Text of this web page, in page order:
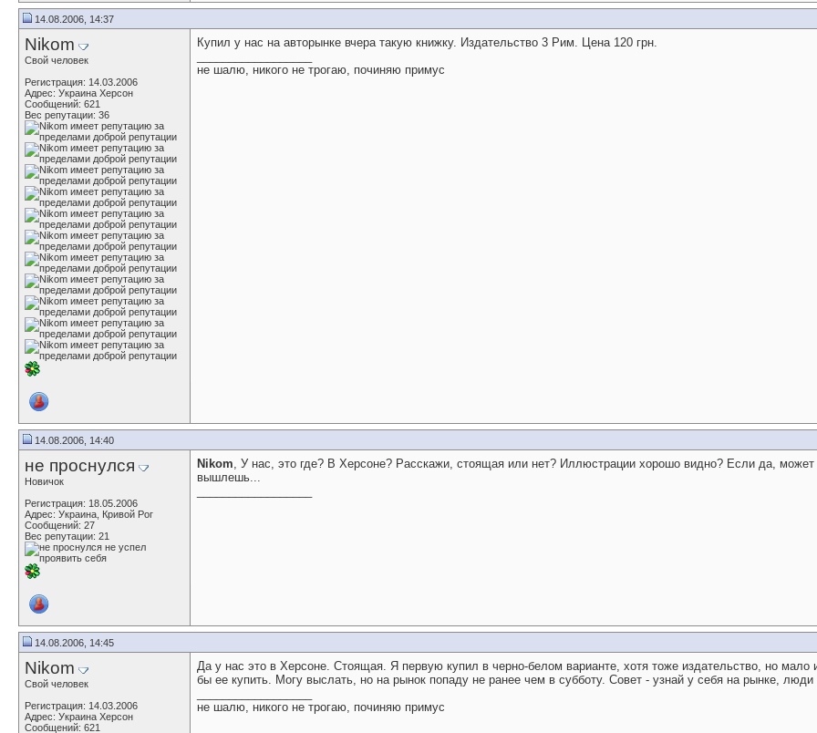
14.08.2006, 14:37
Nikom
Свой человек
Регистрация: 14.03.2006
Адрес: Украина Херсон
Сообщений: 621
Вес репутации: 36
Купил у нас на авторынке вчера такую книжку. Издательство 3 Рим. Цена 120 грн.
не шалю, никого не трогаю, починяю примус
14.08.2006, 14:40
не проснулся
Новичок
Регистрация: 18.05.2006
Адрес: Украина, Кривой Рог
Сообщений: 27
Вес репутации: 21
Nikom, У нас, это где? В Херсоне? Расскажи, стоящая или нет? Иллюстрации хорошо видно? Если да,
вышлешь...
14.08.2006, 14:45
Nikom
Свой человек
Регистрация: 14.03.2006
Адрес: Украина Херсон
Сообщений: 621
Да у нас это в Херсоне. Стоящая. Я первую купил в черно-белом варианте, хотя тоже издательство, но мало
бы ее купить. Могу выслать, но на рынок попаду не ранее чем в субботу. Совет - узнай у себя на рынке, люди
не шалю, никого не трогаю, починяю примус